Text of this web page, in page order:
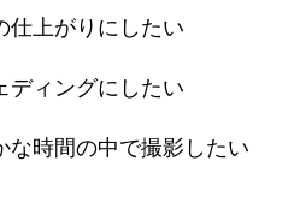
仕上がりにしたい
ディングにしたい
な時間の中で撮影したい